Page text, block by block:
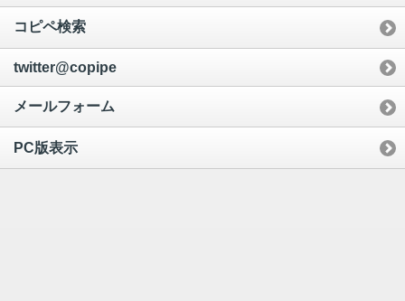
コピペ検索
twitter@copipe
メールフォーム
PC版表示